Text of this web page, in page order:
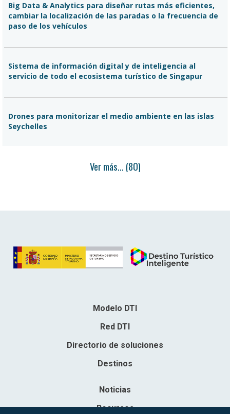
Big Data & Analytics para diseñar rutas más eficientes,
cambiar la localización de las paradas o la frecuencia de
paso de los vehículos
Sistema de información digital y de inteligencia al
servicio de todo el ecosistema turístico de Singapur
Drones para monitorizar el medio ambiente en las islas
Seychelles
Aplicación turística basada en un modelo predictivo para
Ver más... (80)
Modelo DTI
Red DTI
Directorio de soluciones
Destinos
Noticias
Recursos